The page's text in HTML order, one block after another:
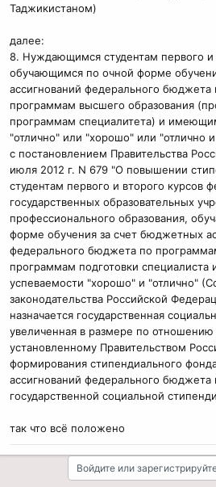
Таджикистаном)
далее:
8. Нуждающимся студентам первого и
обучающимся по очной форме
ассигнований федерального бюджета
программам высшего образования
программам специалитета) и
"отлично" или "хорошо" или "отлично
с постановлением Правительства
июля 2012 г. N 679 "О повышении
студентам первого и второго курсов
государственных образовательных
профессионального образования,
форме обучения за счет бюджетных
федерального бюджета по
программам подготовки
успеваемости "хорошо" и "отлично"
законодательства Российской
назначается государственная
увеличенная в размере по отношению
установленному Правительством
формирования стипендиального
ассигнований федерального бюджета
государственной социальной
так что всё положено
Войдите или